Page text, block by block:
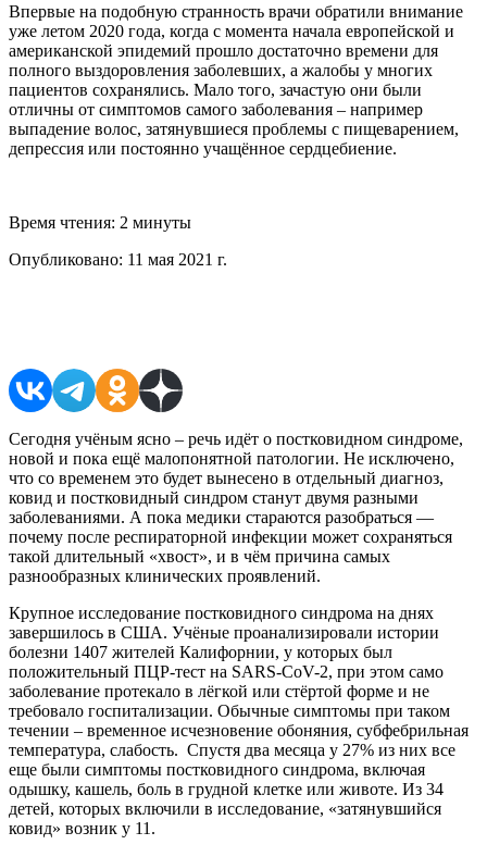
Впервые на подобную странность врачи обратили внимание
уже летом 2020 года, когда с момента начала европейской и
американской эпидемий прошло достаточно времени для
полного выздоровления заболевших, а жалобы у многих
пациентов сохранялись. Мало того, зачастую они были
отличны от симптомов самого заболевания – например
выпадение волос, затянувшиеся проблемы с пищеварением,
депрессия или постоянно учащённое сердцебиение.
Время чтения: 2 минуты
Опубликовано: 11 мая 2021 г.
Сегодня учёным ясно – речь идёт о постковидном синдроме,
новой и пока ещё малопонятной патологии. Не исключено,
что со временем это будет вынесено в отдельный диагноз,
ковид и постковидный синдром станут двумя разными
заболеваниями. А пока медики стараются разобраться —
почему после респираторной инфекции может сохраняться
такой длительный «хвост», и в чём причина самых
разнообразных клинических проявлений.
Крупное исследование постковидного синдрома на днях
завершилось в США. Учёные проанализировали истории
болезни 1407 жителей Калифорнии, у которых был
положительный ПЦР-тест на SARS-CoV-2, при этом само
заболевание протекало в лёгкой или стёртой форме и не
требовало госпитализации. Обычные симптомы при таком
течении – временное исчезновение обоняния, субфебрильная
температура, слабость. Спустя два месяца у 27% из них все
еще были симптомы постковидного синдрома, включая
одышку, кашель, боль в грудной клетке или животе. Из 34
детей, которых включили в исследование, «затянувшийся
ковид» возник у 11.